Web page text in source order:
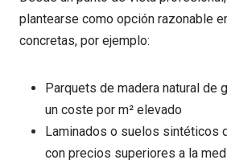
plantearse como opción razonable
concretas, por ejemplo:
Parquets de madera natural de
un coste por m² elevado
Laminados o suelos sintéticos
con precios superiores a la